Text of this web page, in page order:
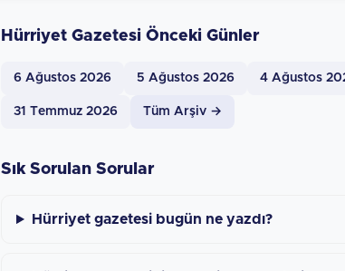
Hürriyet Gazetesi Önceki Günler
6 Ağustos 2026 5 Ağustos 2026 4 Ağustos
31 Temmuz 2026 Tüm Arşiv →
Sık Sorulan Sorular
Hürriyet gazetesi bugün ne yazdı?